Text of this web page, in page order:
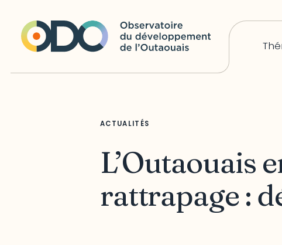
ACTUALITÉS
L’Outaouais
rattrapage :